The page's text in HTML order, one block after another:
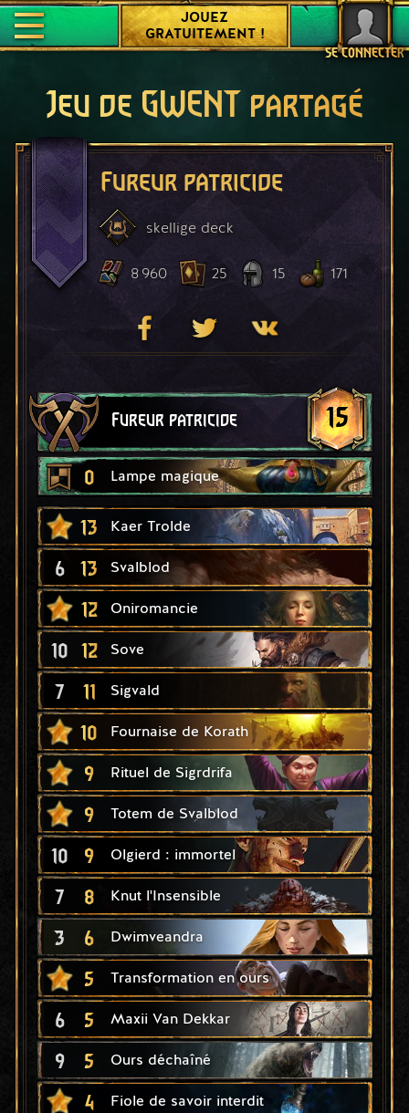
SE CONNECTER
JOUEZ
GRATUITEMENT !
Jeu de GWENT partagé
Fureur patricide
skellige deck
8 960 25 15 171
Fureur patricide 15
0 Lampe magique
13 Kaer Trolde
6 13 Svalblod
12 Oniromancie
10 12 Sove
7 11 Sigvald
10 Fournaise de Korath
9 Rituel de Sigrdrifa
9 Totem de Svalblod
10 9 Olgierd : immortel
7 8 Knut l'Insensible
3 6 Dwimveandra
5 Transformation en ours
6 5 Maxii Van Dekkar
9 5 Ours déchaîné
4 Fiole de savoir interdit